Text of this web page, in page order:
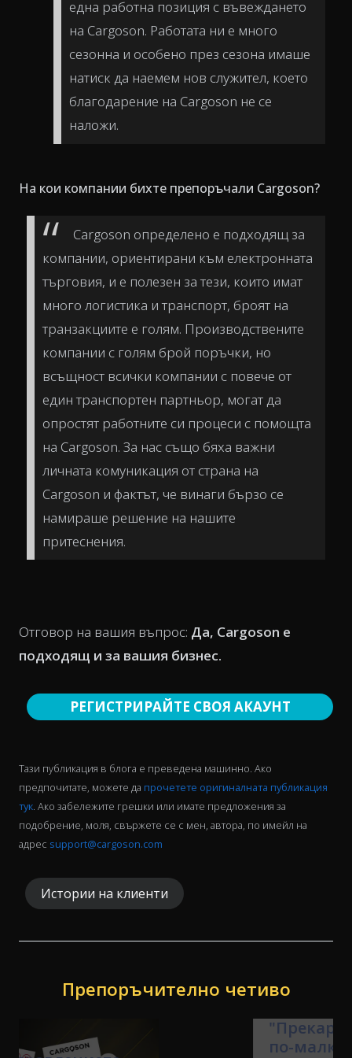
една работна позиция с въвеждането
на Cargoson. Работата ни е много
сезонна и особено през сезона имаше
натиск да наемем нов служител, което
благодарение на Cargoson не се
наложи.
На кои компании бихте препоръчали Cargoson?
Cargoson определено е подходящ за
компании, ориентирани към електронната
търговия, и е полезен за тези, които имат
много логистика и транспорт, броят на
транзакциите е голям. Производствените
компании с голям брой поръчки, но
всъщност всички компании с повече от
един транспортен партньор, могат да
опростят работните си процеси с помощта
на Cargoson. За нас също бяха важни
личната комуникация от страна на
Cargoson и фактът, че винаги бързо се
намираше решение на нашите
притеснения.
Отговор на вашия въпрос: Да, Cargoson е
подходящ и за вашия бизнес.
РЕГИСТРИРАЙТЕ СВОЯ АКАУНТ
Тази публикация в блога е преведена машинно. Ако
предпочитате, можете да прочетете оригиналната публикация
тук. Ако забележите грешки или имате предложения за
подобрение, моля, свържете се с мен, автора, по имейл на
адрес support@cargoson.com
Истории на клиенти
Препоръчително четиво
по-малко време на